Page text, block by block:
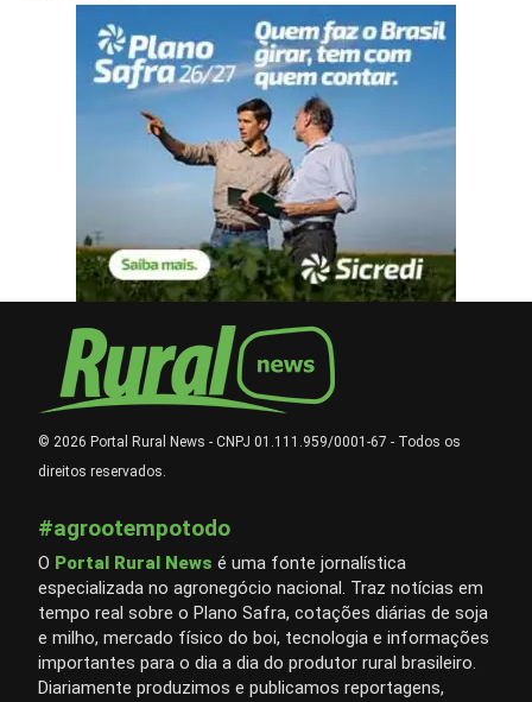
© 2026 Portal Rural News - CNPJ 01.111.959/0001-67 - Todos os
direitos reservados.
#agrootempotodo
O Portal Rural News é uma fonte jornalística
especializada no agronegócio nacional. Traz notícias em
tempo real sobre o Plano Safra, cotações diárias de soja
e milho, mercado físico do boi, tecnologia e informações
importantes para o dia a dia do produtor rural brasileiro.
Diariamente produzimos e publicamos reportagens,